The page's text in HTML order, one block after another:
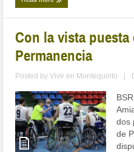
Con la vista puesta
Permanencia
Posted byVivir en Montequinto
dos
de